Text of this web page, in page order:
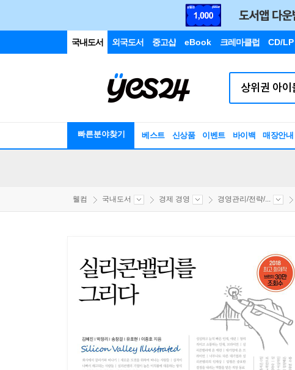
국내도서 외국도서 중고샵 eBook 크레마클럽 CD/LP
빠른분야찾기 베스트 신상품 이벤트 바이백 매장안내
웰컴 국내도서 경제 경영 경영관리/전략/...